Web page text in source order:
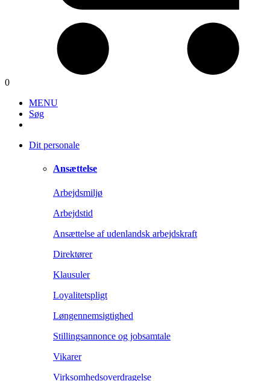
0
MENU
Søg
Dit personale
Ansættelse
Arbejdsmiljø
Arbejdstid
Ansættelse af udenlandsk arbejdskraft
Direktører
Klausuler
Loyalitetspligt
Løngennemsigtighed
Stillingsannonce og jobsamtale
Vikarer
Virksomhedsoverdragelse